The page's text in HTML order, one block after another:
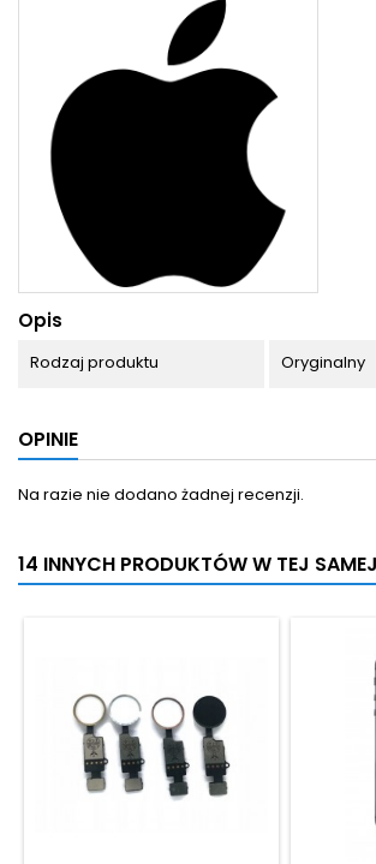
Opis
Rodzaj produktu Oryginalny
OPINIE
Na razie nie dodano żadnej recenzji.
14 INNYCH PRODUKTÓW W TEJ